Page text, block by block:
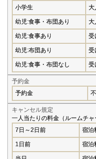
小学生
大
幼児:食事・布団あり 大
幼児:食事あり 受
幼児:布団あり 受
幼児:食事・布団なし 受
予約金
予約金
キャンセル規定
一人当たりの料金（ルームチャ
7日～2日前
宿泊
1日前 宿泊